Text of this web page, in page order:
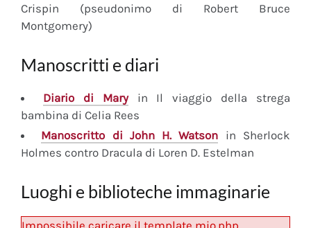
Crispin (pseudonimo di Robert Bruce
Montgomery)
Manoscritti e diari
Diariodi Maryin Il viaggio della strega
bambina di Celia Rees
Manoscritto di John H. Watson in Sherlock
Holmes contro Dracula di Loren D. Estelman
Luoghi e biblioteche immaginarie
Impossibile caricare il template mio.php